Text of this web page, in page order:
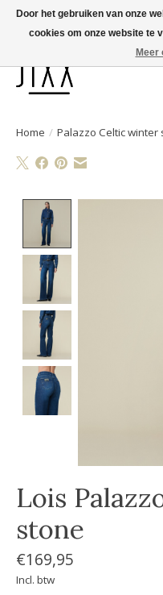
Voor 14.00 uur besteld, vandaag
Home / Palazzo Celtic winter
Lois
stone
€169,95
Incl. btw
Door het gebruiken van onze
cookies om onze website te
Meer